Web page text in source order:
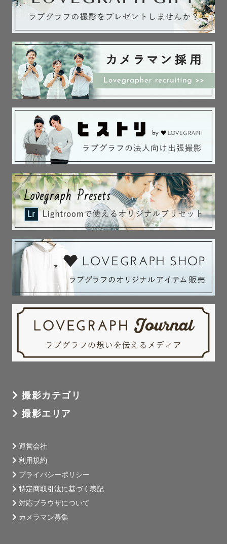
撮影カテゴリ
撮影エリア
運営会社
利用規約
プライバシーポリシー
特定商取引法に基づく表記
対応ブラウザについて
カメラマン募集